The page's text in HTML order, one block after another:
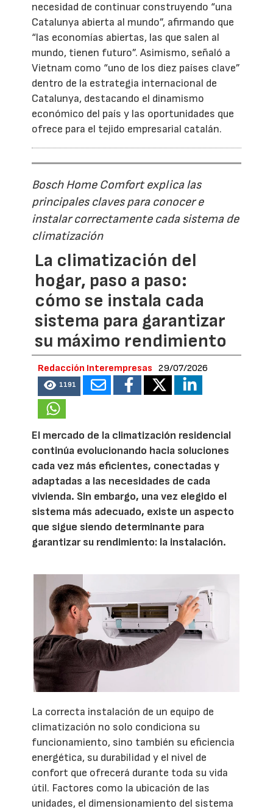
necesidad de continuar construyendo “una
Catalunya abierta al mundo”, afirmando que
“las economías abiertas, las que salen al
mundo, tienen futuro”. Asimismo, señaló a
Vietnam como “uno de los diez países clave”
dentro de la estrategia internacional de
Catalunya, destacando el dinamismo
económico del país y las oportunidades que
ofrece para el tejido empresarial catalán.
Bosch Home Comfort explica las
principales claves para conocer e
instalar correctamente cada sistema de
climatización
La climatización del
hogar, paso a paso:
cómo se instala cada
sistema para garantizar
su máximo rendimiento
Redacción Interempresas 29/07/2026
1191
El mercado de la climatización residencial
continúa evolucionando hacia soluciones
cada vez más eficientes, conectadas y
adaptadas a las necesidades de cada
vivienda. Sin embargo, una vez elegido el
sistema más adecuado, existe un aspecto
que sigue siendo determinante para
garantizar su rendimiento: la instalación.
La correcta instalación de un equipo de
climatización no solo condiciona su
funcionamiento, sino también su eficiencia
energética, su durabilidad y el nivel de
confort que ofrecerá durante toda su vida
útil. Factores como la ubicación de las
unidades, el dimensionamiento del sistema